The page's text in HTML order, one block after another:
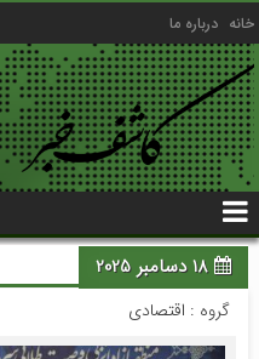
خانه درباره ما
18 دسامبر 2025
گروه : اقتصادی